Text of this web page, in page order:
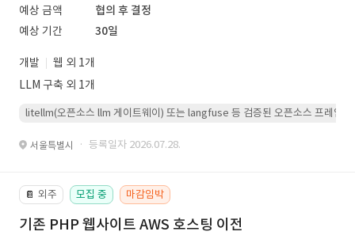
예상 금액
협의 후 결정
예상 기간
30일
개발
웹 외 1개
LLM 구축 외 1개
litellm(오픈소스 llm 게이트웨이) 또는 langfuse 등 검증된 오픈소스 프레임워
서울특별시 · 등록일자 2026.07.28.
📔 외주 모집 중 마감임박
기존 PHP 웹사이트 AWS 호스팅 이전